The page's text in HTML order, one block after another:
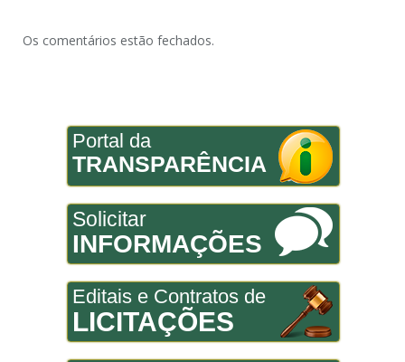
Os comentários estão fechados.
Portal da
TRANSPARÊNCIA
Solicitar
INFORMAÇÕES
Editais e Contratos de
LICITAÇÕES